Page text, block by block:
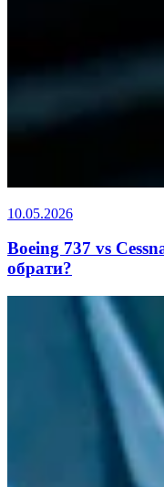
10.05.2026
Boeing 737 vs
обрати?